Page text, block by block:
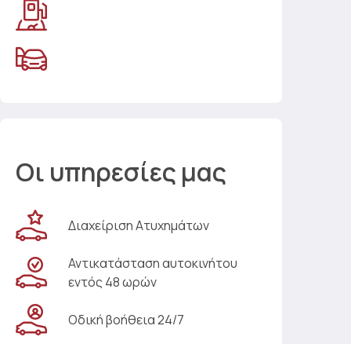
Οι υπηρεσίες μας
Διαχείριση Ατυχημάτων
Αντικατάσταση αυτοκινήτου
εντός 48 ωρών
Οδική βοήθεια 24/7